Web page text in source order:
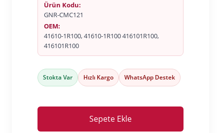
Ürün Kodu:
GNR-CMC121
OEM:
41610-1R100, 41610-1R100 416101R100,
416101R100
Stokta Var Hızlı Kargo WhatsApp Destek
Sepete Ekle